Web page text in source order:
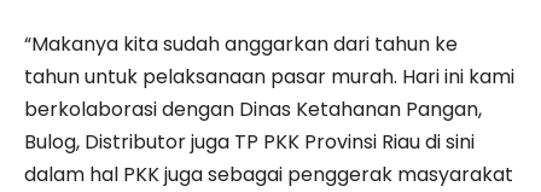
“Makanya kita sudah anggarkan dari tahun ke
tahun untuk pelaksanaan pasar murah. Hari ini kami
berkolaborasi dengan Dinas Ketahanan Pangan,
Bulog, Distributor juga TP PKK Provinsi Riau di sini
dalam hal PKK juga sebagai penggerak masyarakat